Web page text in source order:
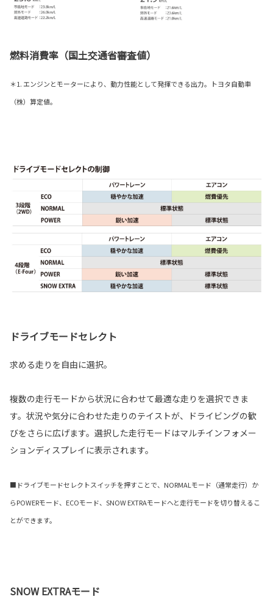
燃料消費率（国土交通省審査値）
＊1. エンジンとモーターにより、動力性能として発揮できる出力。トヨタ自動車
（株）算定値。
ドライブモードセレクト
求める走りを自由に選択。
複数の走行モードから状況に合わせて最適な走りを選択できま
す。状況や気分に合わせた走りのテイストが、ドライビングの歓
びをさらに広げます。選択した走行モードはマルチインフォメー
ションディスプレイに表示されます。
■ドライブモードセレクトスイッチを押すことで、NORMALモード（通常走行）か
らPOWERモード、ECOモード、SNOW EXTRAモードへと走行モードを切り替えるこ
とができます。
SNOW EXTRAモード